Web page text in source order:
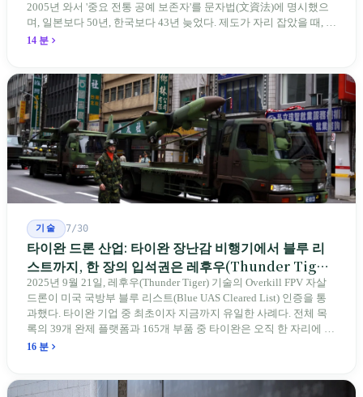
2005년 와서 '중요 전통 공예 보존자'를 문자법(文資法)에 명시했으
며, 일본보다 50년, 한국보다 43년 늦었다. 제도가 자리 잡았을 때, 제
자 제도는 이미 1970-80년대 산업화 과정에서 붕괴되었다. 600여 명
14 분
기술 7/30
타이완 드론 산업: 타이완 장난감 비행기에서 블루 리
스트까지, 한 장의 입석권은 레후우(Thunder Tiger)
에게
2025년 9월 21일, 레후우(Thunder Tiger) 기술의 Overkill FPV 자살
드론이 미국 국방부 블루 리스트(Blue UAS Cleared List) 인증을 통
과했다. 타이완 기업 중 최초이자 지금까지 유일한 사례다. 전체 목
록의 39개 완제 플랫폼과 165개 부품 중 타이완은 오직 한 자리에 불
과하다. 2026년 4월, 미국 양당 소속 상원의원 4명이 《타이완을 위
를 드러낸다: 타이완의 진입이 너무 느려 미국 스스로가 입법을 통해
16 분